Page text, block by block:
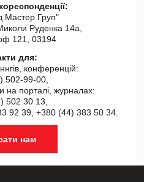
Мастер Груп"
Руденка 14а,
121, 03194
для:
конференцій:
502-99-00,
на порталі, журналах:
502 30 13,
92 39, +380 (44) 383 50 34.
нам